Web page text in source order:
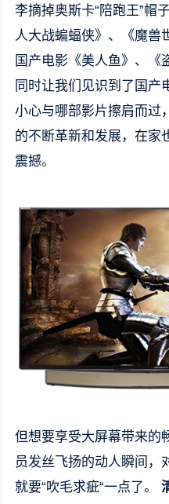
李摘掉奥斯卡“陪跑王”帽
人大战蝙蝠侠》、《魔兽
国产电影《美人鱼》、《
同时让我们见识到了国产
小心与哪部影片擦肩而过
的不断革新和发展，在家
震撼。
但想要享受大屏幕带来的
员发丝飞扬的动人瞬间，
就要“吹毛求疵“一点了。